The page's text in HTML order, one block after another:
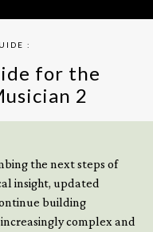
:
for the
2
the next steps of
insight, updated
building
complex and